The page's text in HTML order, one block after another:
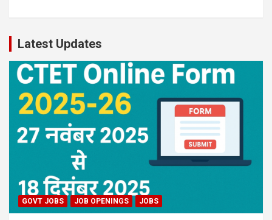
Latest Updates
GOVT JOBS JOB OPENINGS JOBS